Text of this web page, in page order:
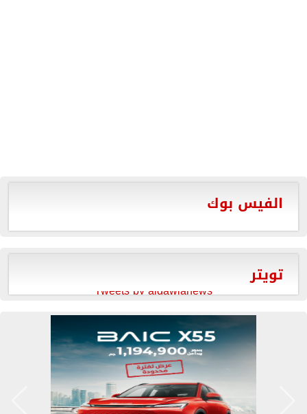
الفيس بوك
تويتر
Tweets by aldawlanews